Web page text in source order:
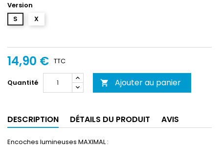
Version
S
X
14,90 € TTC
Quantité  Ajouter au panier
DESCRIPTION DÉTAILS DU PRODUIT AVIS
Encoches lumineuses MAXIMAL :